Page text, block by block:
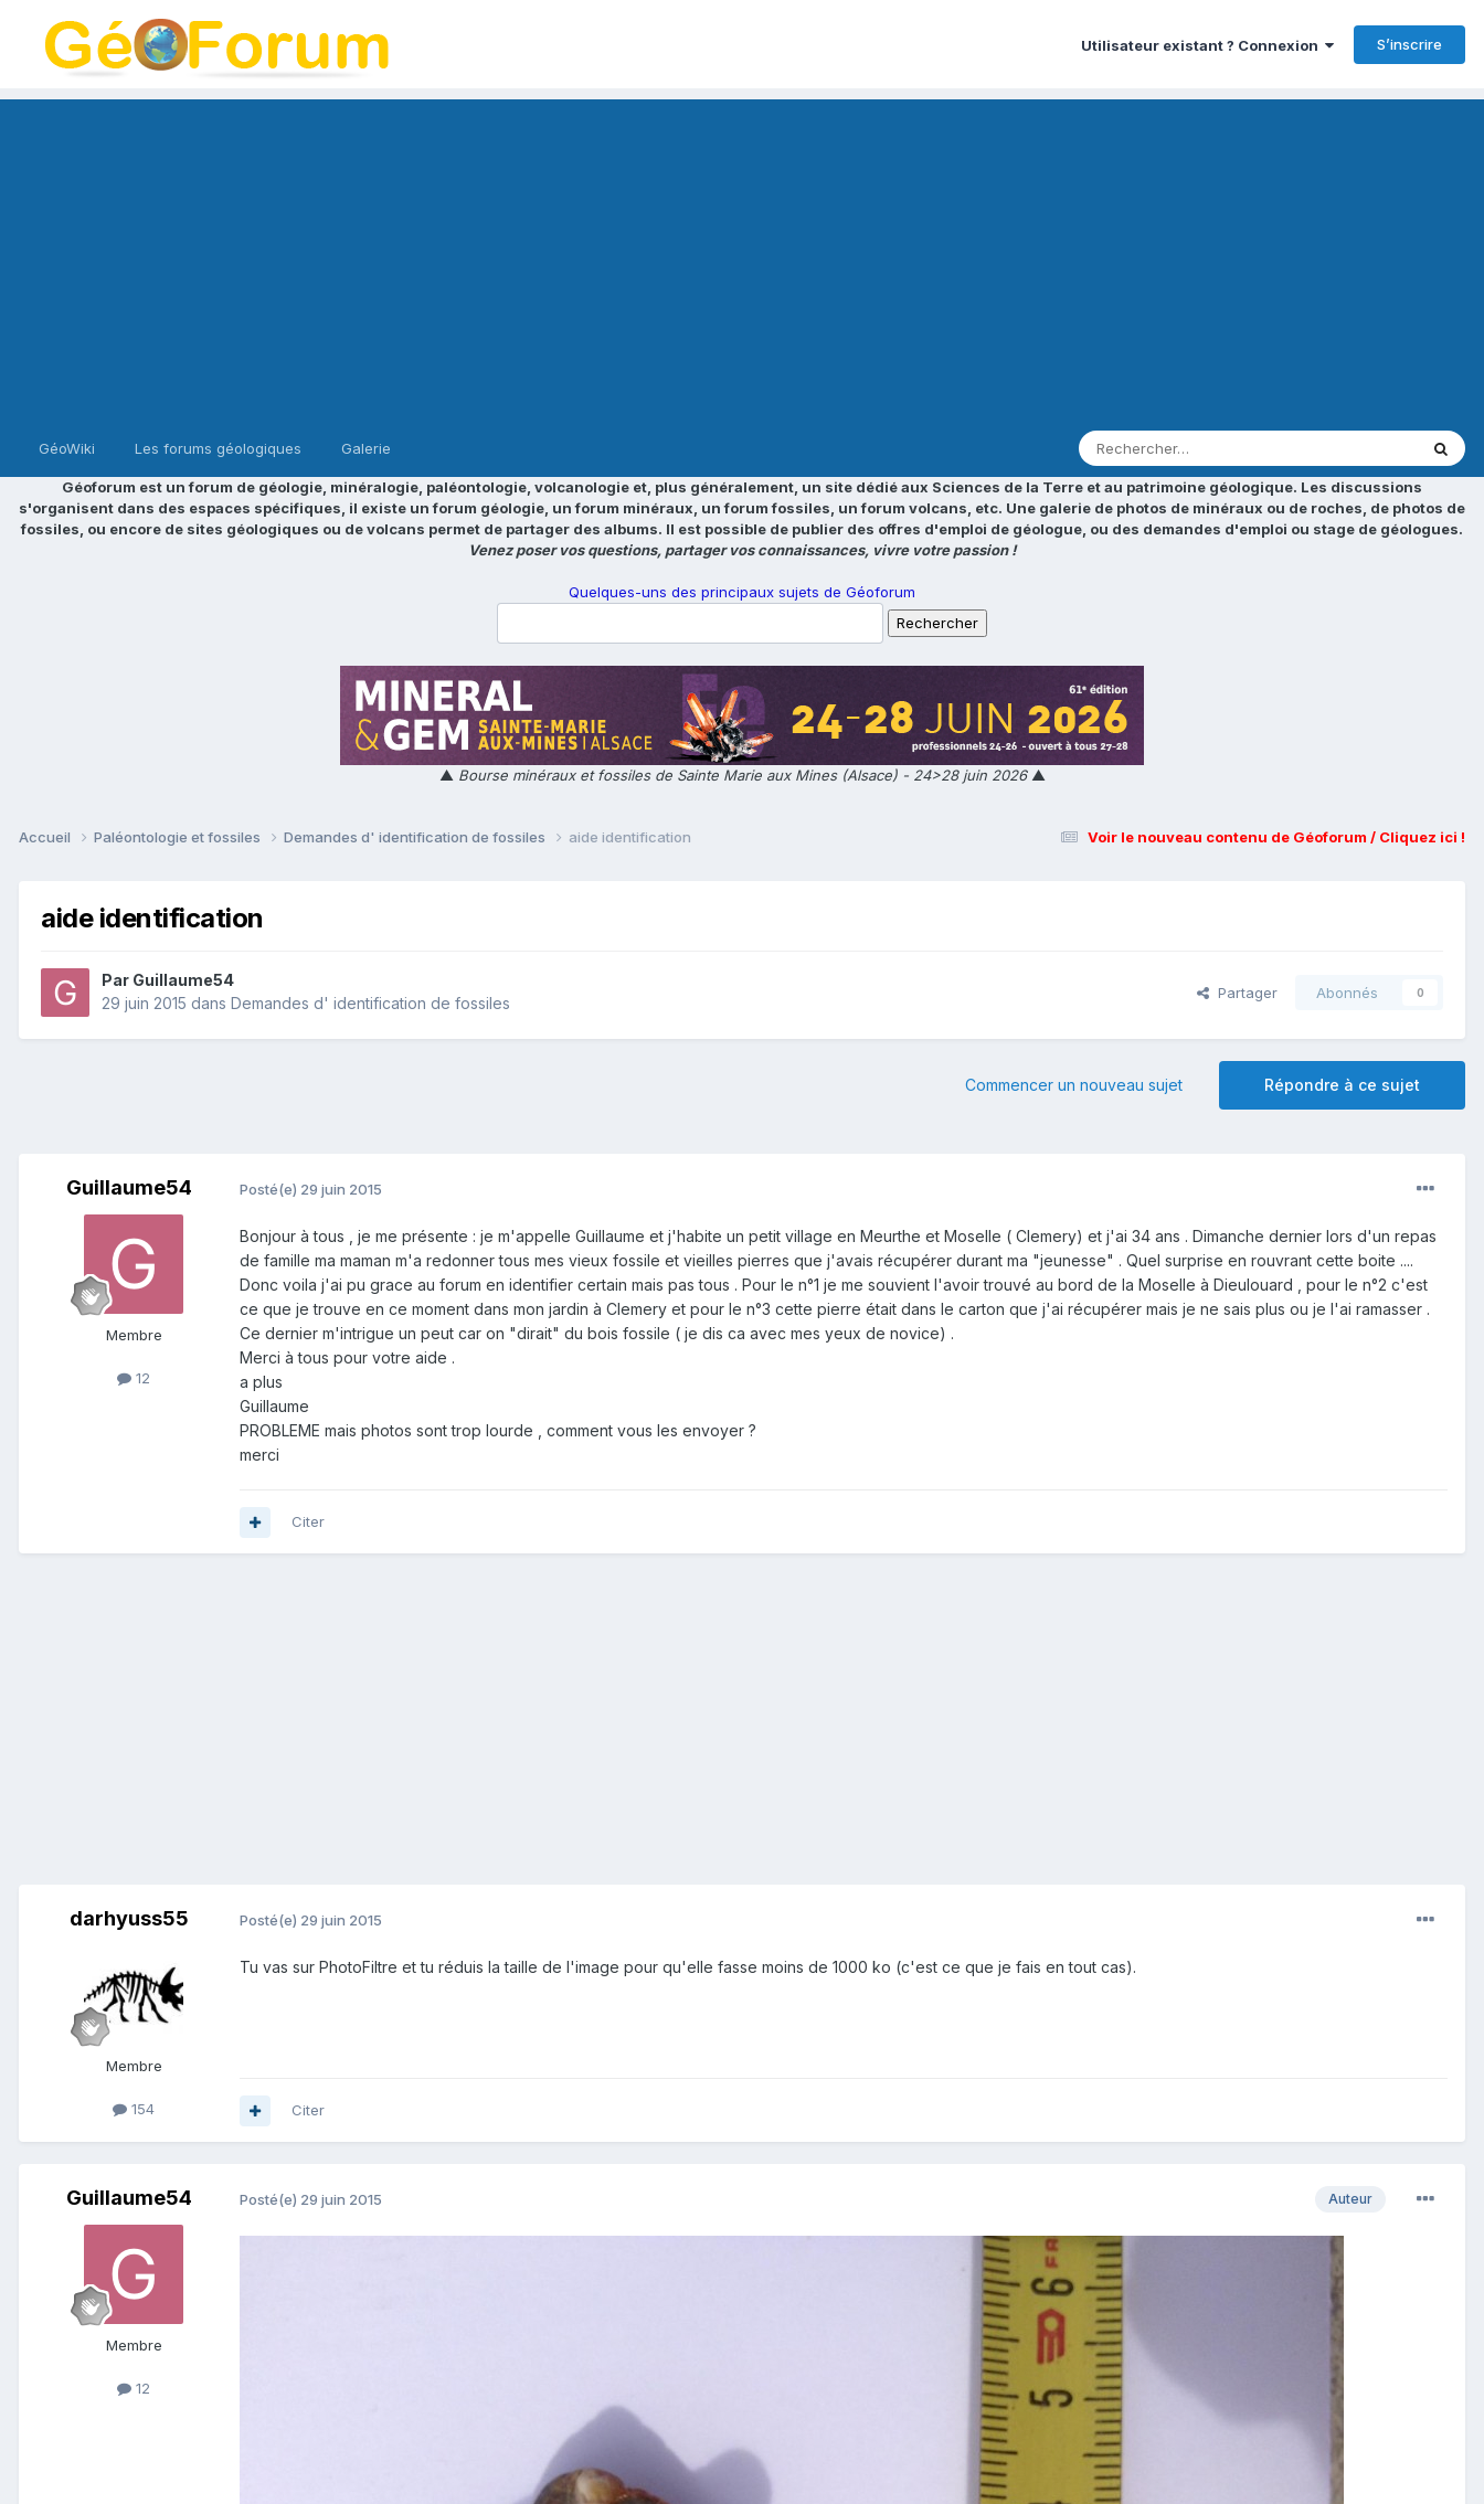
Utilisateur existant ? Connexion S’inscrire
GéoWiki Les forums géologiques Galerie
Géoforum est un forum de géologie, minéralogie, paléontologie, volcanologie et, plus généralement, un site dédié aux Sciences de la Terre et au patrimoine géologique. Les discussions
s'organisent dans des espaces spécifiques, il existe un forum géologie, un forum minéraux, un forum fossiles, un forum volcans, etc. Une galerie de photos de minéraux ou de roches, de photos de
fossiles, ou encore de sites géologiques ou de volcans permet de partager des albums. Il est possible de publier des offres d'emploi de géologue, ou des demandes d'emploi ou stage de géologues.
Venez poser vos questions, partager vos connaissances, vivre votre passion !
Quelques-uns des principaux sujets de Géoforum
▲ Bourse minéraux et fossiles de Sainte Marie aux Mines (Alsace) - 24>28 juin 2026▲
Voir le nouveau contenu de Géoforum / Cliquez ici !
Accueil Paléontologie et fossiles Demandes d' identification de fossiles aide identification
aide identification
Par Guillaume54
29 juin 2015 dans Demandes d' identification de fossiles
Partager Abonnés 0
Répondre à ce sujet
Commencer un nouveau sujet
Guillaume54
Membre
12
Posté(e) 29 juin 2015
Bonjour à tous , je me présente : je m'appelle Guillaume et j'habite un petit village en Meurthe et Moselle ( Clemery) et j'ai 34 ans . Dimanche dernier lors d'un repas
de famille ma maman m'a redonner tous mes vieux fossile et vieilles pierres que j'avais récupérer durant ma "jeunesse" . Quel surprise en rouvrant cette boite ....
Donc voila j'ai pu grace au forum en identifier certain mais pas tous . Pour le n°1 je me souvient l'avoir trouvé au bord de la Moselle à Dieulouard , pour le n°2 c'est
ce que je trouve en ce moment dans mon jardin à Clemery et pour le n°3 cette pierre était dans le carton que j'ai récupérer mais je ne sais plus ou je l'ai ramasser .
Ce dernier m'intrigue un peut car on "dirait" du bois fossile ( je dis ca avec mes yeux de novice) .
Merci à tous pour votre aide .
a plus
Guillaume
PROBLEME mais photos sont trop lourde , comment vous les envoyer ?
merci
Citer
darhyuss55
Membre
154
Posté(e) 29 juin 2015
Tu vas sur PhotoFiltre et tu réduis la taille de l'image pour qu'elle fasse moins de 1000 ko (c'est ce que je fais en tout cas).
Citer
Guillaume54
Membre
12
Auteur
Posté(e) 29 juin 2015